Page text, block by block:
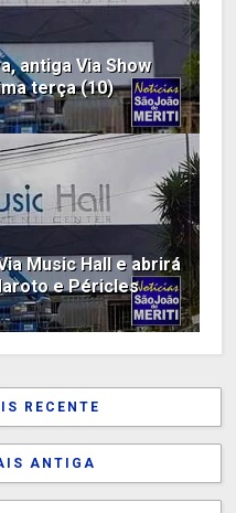
antiga Via Show
terça (10)
Music Hall e abrirá
e Péricles
RECENTE
ANTIGA